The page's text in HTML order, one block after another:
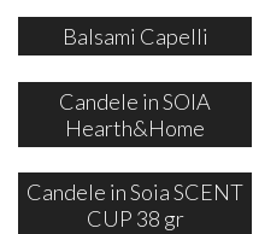
Balsami Capelli
Candele in SOIA
Hearth&Home
Candele in Soia SCENT
CUP 38 gr